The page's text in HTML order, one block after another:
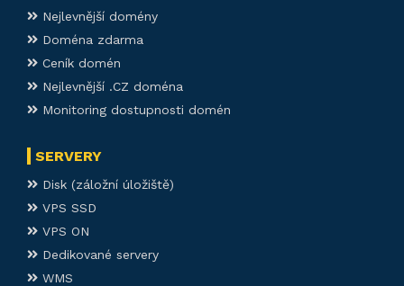
Nejlevnější domény
Doména zdarma
Ceník domén
Nejlevnější .CZ doména
Monitoring dostupnosti domén
SERVERY
Disk (záložní úložiště)
VPS SSD
VPS ON
Dedikované servery
WMS